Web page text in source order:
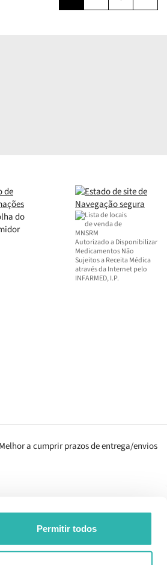
Permitir todos
Autorizado a Disponibilizar
Medicamentos Não
Sujeitos a Receita Médica
através da Internet pelo
INFARMED, I.P.